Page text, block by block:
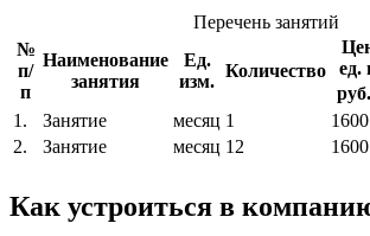
Перечень занятий
№
п/
п
Наименование
занятия
Ед.
изм.
Количество
ед.
1.
Занятие месяц 1 1600
2.
Занятие месяц 12 1600
Как устроиться в